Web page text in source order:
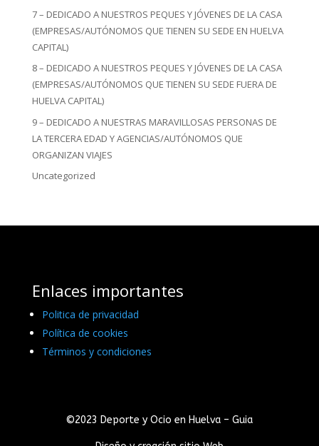
7 – DEDICADO A NUESTROS PEQUES Y JÓVENES DE LA CASA
(EMPRESAS/AUTÓNOMOS QUE TIENEN SU SEDE EN HUELVA
CAPITAL)
8 – DEDICADO A NUESTROS PEQUES Y JÓVENES DE LA CASA
(EMPRESAS/AUTÓNOMOS QUE TIENEN SU SEDE FUERA DE
HUELVA CAPITAL)
9 – DEDICADO A NUESTRAS MARAVILLOSAS PERSONAS DE
LA TERCERA EDAD Y AGENCIAS/AUTÓNOMOS QUE
ORGANIZAN VIAJES
Uncategorized
Enlaces importantes
Politica de privacidad
Política de cookies
Términos y condiciones
©2023 Deporte y Ocio en Huelva – Guia